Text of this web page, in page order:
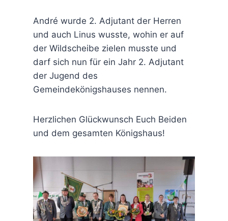
André wurde 2. Adjutant der Herren
und auch Linus wusste, wohin er auf
der Wildscheibe zielen musste und
darf sich nun für ein Jahr 2. Adjutant
der Jugend des
Gemeindekönigshauses nennen.
Herzlichen Glückwunsch Euch Beiden
und dem gesamten Königshaus!